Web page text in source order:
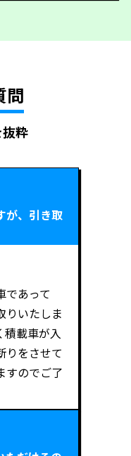
問
粋
が、引き取
であって
りいたしま
積載車が入
りをさせて
すのでご了